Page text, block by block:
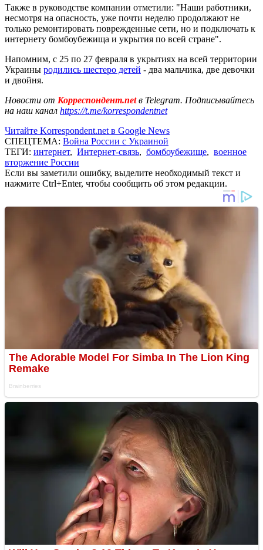
Также в руководстве компании отметили: "Наши работники,
несмотря на опасность, уже почти неделю продолжают не
только ремонтировать поврежденные сети, но и подключать к
интернету бомбоубежища и укрытия по всей стране".
Напомним, с 25 по 27 февраля в укрытиях на всей территории
Украины родились шестеро детей - два мальчика, две девочки
и двойня.
Новости от Корреспондент.netв Telegram. Подписывайтесь
на наш канал https://t.me/korrespondentnet
Читайте Korrespondent.net в Google News
СПЕЦТЕМА: Война России с Украиной
ТЕГИ: интернет, Интернет-связь, бомбоубежище, военное
вторжение России
Если вы заметили ошибку, выделите необходимый текст и
нажмите Ctrl+Enter, чтобы сообщить об этом редакции.